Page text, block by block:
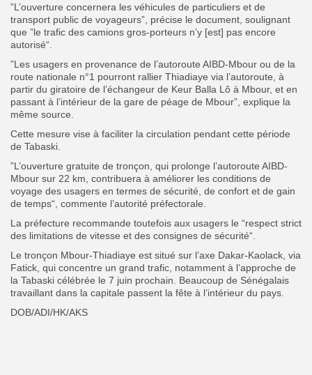
”L’ouverture concernera les véhicules de particuliers et de
transport public de voyageurs”, précise le document, soulignant
que ”le trafic des camions gros-porteurs n’y [est] pas encore
autorisé“.
”Les usagers en provenance de l’autoroute AIBD-Mbour ou de la
route nationale n°1 pourront rallier Thiadiaye via l’autoroute, à
partir du giratoire de l’échangeur de Keur Balla Lô à Mbour, et en
passant à l’intérieur de la gare de péage de Mbour”, explique la
même source.
Cette mesure vise à faciliter la circulation pendant cette période
de Tabaski.
”L’ouverture gratuite de tronçon, qui prolonge l’autoroute AIBD-
Mbour sur 22 km, contribuera à améliorer les conditions de
voyage des usagers en termes de sécurité, de confort et de gain
de temps“, commente l’autorité préfectorale.
La préfecture recommande toutefois aux usagers le “respect strict
des limitations de vitesse et des consignes de sécurité“.
Le tronçon Mbour-Thiadiaye est situé sur l’axe Dakar-Kaolack, via
Fatick, qui concentre un grand trafic, notamment à l’approche de
la Tabaski célébrée le 7 juin prochain. Beaucoup de Sénégalais
travaillant dans la capitale passent la fête à l’intérieur du pays.
DOB/ADI/HK/AKS